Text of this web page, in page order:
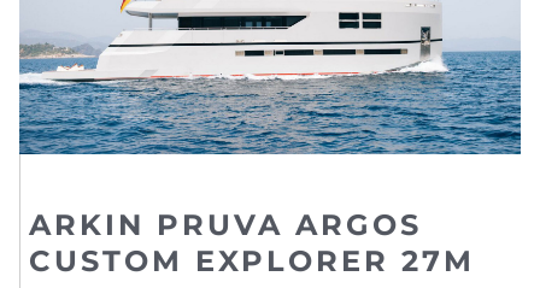
ARKIN PRUVA ARGOS
CUSTOM EXPLORER 27M